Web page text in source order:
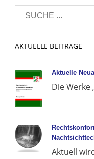
AKTUELLE BEITRÄGE
Aktuelle
Die Werke
Aktuell